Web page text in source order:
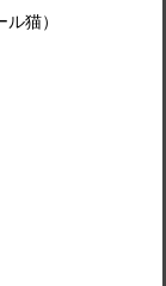
猫）